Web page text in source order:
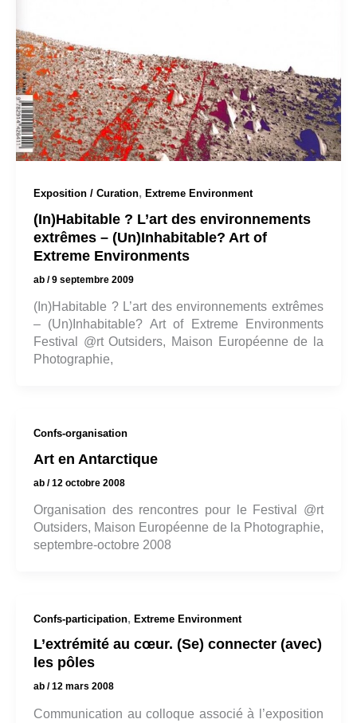
Exposition / Curation, Extreme Environment
(In)Habitable ? L’art des environnements
extrêmes – (Un)Inhabitable? Art of
Extreme Environments
ab /9 septembre 2009
(In)Habitable ? L’art des environnements extrêmes
– (Un)Inhabitable? Art of Extreme Environments
Festival @rt Outsiders, Maison Européenne de la
Photographie,
Confs-organisation
Art en Antarctique
ab /12 octobre 2008
Organisation des rencontres pour le Festival @rt
Outsiders, Maison Européenne de la Photographie,
septembre-octobre 2008
Confs-participation, Extreme Environment
L’extrémité au cœur. (Se) connecter (avec)
les pôles
ab /12 mars 2008
Communication au colloque associé à l’exposition